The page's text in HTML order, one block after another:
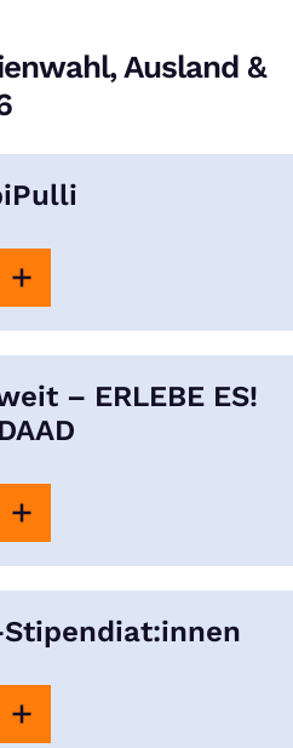
Ausland &
– ERLEBE ES!